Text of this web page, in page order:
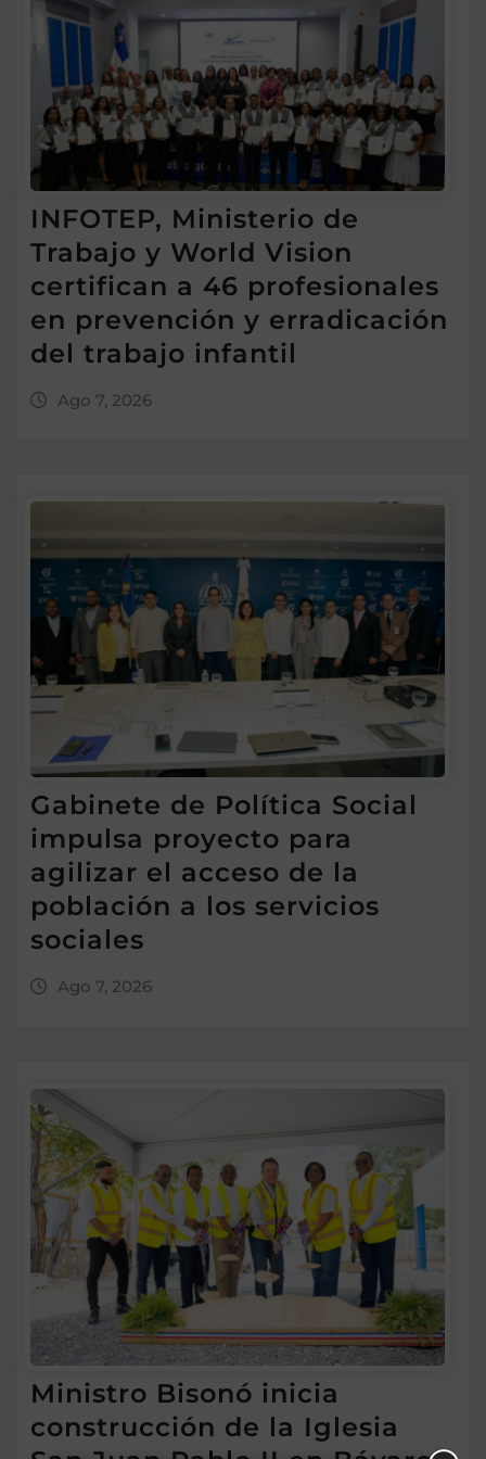
INFOTEP, Ministerio de
Trabajo y World Vision
certifican a 46 profesionales
en prevención y erradicación
del trabajo infantil
Ago 7, 2026
Gabinete de Política Social
impulsa proyecto para
agilizar el acceso de la
población a los servicios
sociales
Ago 7, 2026
Ministro Bisonó inicia
construcción de la Iglesia